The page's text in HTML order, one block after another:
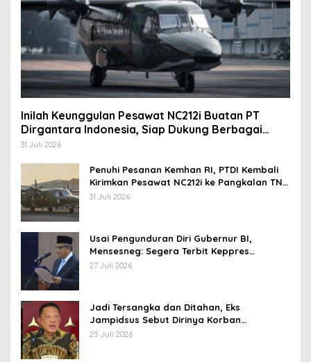
Inilah Keunggulan Pesawat NC212i Buatan PT
Dirgantara Indonesia, Siap Dukung Berbagai
Operasi TNI
31 Juli 2026
Penuhi Pesanan Kemhan RI, PTDI Kembali
Kirimkan Pesawat NC212i ke Pangkalan TNI
AU
31 Juli 2026
Usai Pengunduran Diri Gubernur BI,
Mensesneg: Segera Terbit Keppres
Pemberhentian dengan Hormat
27 Juli 2026
Jadi Tersangka dan Ditahan, Eks
Jampidsus Sebut Dirinya Korban
Kriminalisasi
25 Juli 2026